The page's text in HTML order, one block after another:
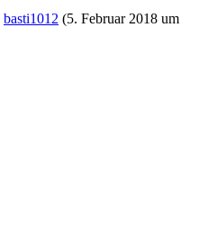
basti1012 (5. Februar 2018 um